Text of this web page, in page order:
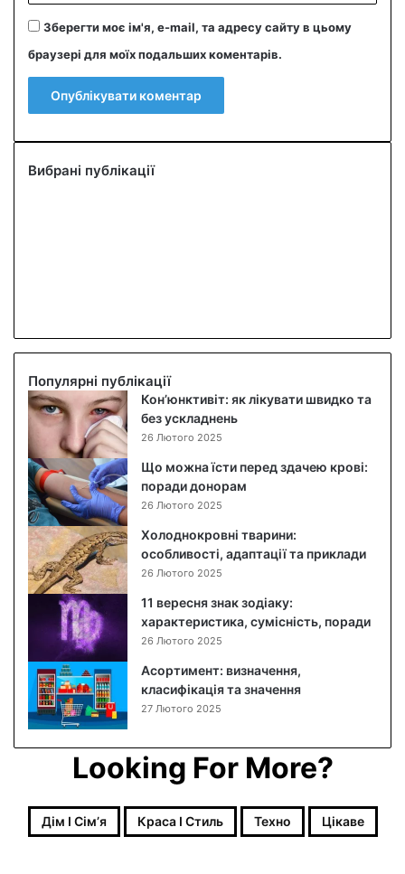
Зберегти моє ім'я, e-mail, та адресу сайту в цьому
браузері для моїх подальших коментарів.
Вибрані публікації
Популярні публікації
Кон’юнктивіт: як лікувати швидко та
без ускладнень
26 Лютого 2025
Що можна їсти перед здачею крові:
поради донорам
26 Лютого 2025
Холоднокровні тварини:
особливості, адаптації та приклади
26 Лютого 2025
11 вересня знак зодіаку:
характеристика, сумісність, поради
26 Лютого 2025
Асортимент: визначення,
класифікація та значення
27 Лютого 2025
Looking For More?
Дім І Сімʼя Краса І Стиль Техно Цікаве